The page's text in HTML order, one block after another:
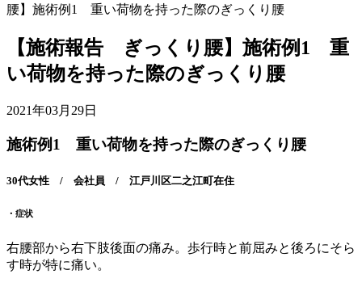
腰】施術例1 重い荷物を持った際のぎっくり腰
【施術報告 ぎっくり腰】施術例1 重
い荷物を持った際のぎっくり腰
2021年03月29日
施術例1 重い荷物を持った際のぎっくり腰
30代女性 / 会社員 / 江戸川区二之江町在住
・症状
右腰部から右下肢後面の痛み。歩行時と前屈みと後ろにそら
す時が特に痛い。